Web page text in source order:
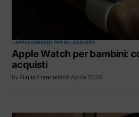
APPLECONSIGLI PER GLI ACQUISTI
Apple Watch per bambini:
acquisti
by Giulia Francolino9 Aprile 2026